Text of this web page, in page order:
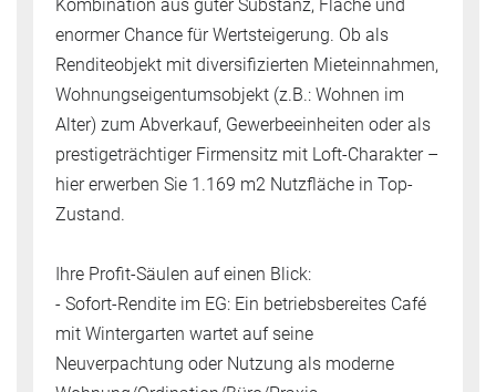
Kombination aus guter Substanz, Fläche und
enormer Chance für Wertsteigerung. Ob als
Renditeobjekt mit diversifizierten Mieteinnahmen,
Wohnungseigentumsobjekt (z.B.: Wohnen im
Alter) zum Abverkauf, Gewerbeeinheiten oder als
prestigeträchtiger Firmensitz mit Loft-Charakter –
hier erwerben Sie 1.169 m2 Nutzfläche in Top-
Zustand.
Ihre Profit-Säulen auf einen Blick:
- Sofort-Rendite im EG: Ein betriebsbereites Café
mit Wintergarten wartet auf seine
Neuverpachtung oder Nutzung als moderne